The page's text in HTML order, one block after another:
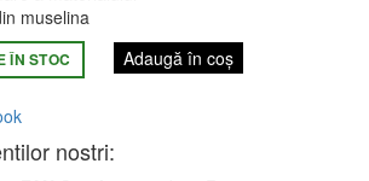
lei.
muselina
ÎN STOC Adaugă în coș
nostri: